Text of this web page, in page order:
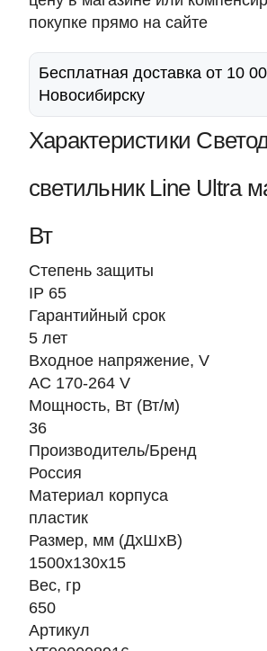
покупке прямо на сайте
Бесплатная доставка от 10
Новосибирску
Характеристики
светильник Line Ultra
Вт
Степень защиты
IP 65
Гарантийный срок
5 лет
Входное напряжение, V
AC 170-264 V
Мощность, Вт (Вт/м)
36
Производитель/Бренд
Россия
Материал корпуса
пластик
Размер, мм (ДхШхВ)
1500х130х15
Вес, гр
650
Артикул